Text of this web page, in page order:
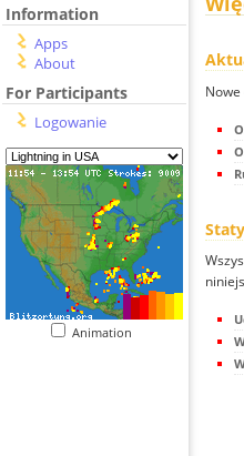
Information
Apps
About
For Participants
Logowanie
Animation